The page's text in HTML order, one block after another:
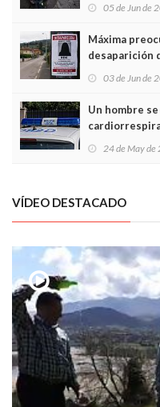
05 de Jun de
Máxima
desaparición
03 de Jun de
Un hombre
24 de May de
VÍDEO DESTACADO